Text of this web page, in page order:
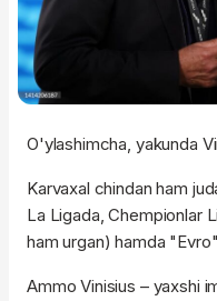
O'ylashimcha, yakunda
Karvaxal chindan ham
La Ligada, Chempionlar
ham urgan) hamda
Ammo Vinisius – yaxshi